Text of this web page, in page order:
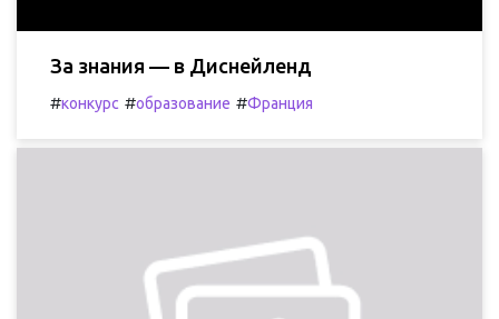
За знания — в Диснейленд
#конкурс #образование #Франция